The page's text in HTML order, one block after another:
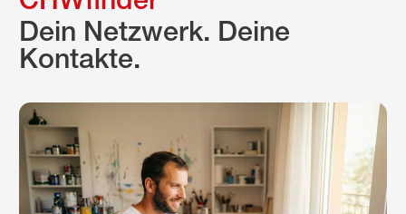
Dein Netzwerk. Deine
Kontakte.